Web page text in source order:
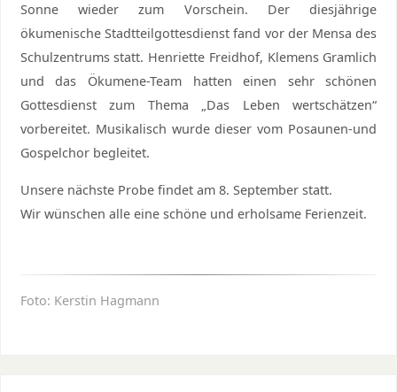
Sonne wieder zum Vorschein. Der diesjährige
ökumenische Stadtteilgottesdienst fand vor der Mensa des
Schulzentrums statt. Henriette Freidhof, Klemens Gramlich
und das Ökumene-Team hatten einen sehr schönen
Gottesdienst zum Thema „Das Leben wertschätzen“
vorbereitet. Musikalisch wurde dieser vom Posaunen-und
Gospelchor begleitet.
Unsere nächste Probe findet am 8. September statt.
Wir wünschen alle eine schöne und erholsame Ferienzeit.
Foto: Kerstin Hagmann